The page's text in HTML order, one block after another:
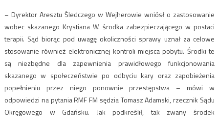
– Dyrektor Aresztu Śledczego w Wejherowie wniósł o zastosowanie
wobec skazanego Krystiana W. środka zabezpieczającego w postaci
terapii. Sąd biorąc pod uwagę okoliczności sprawy uznał za celowe
stosowanie również elektronicznej kontroli miejsca pobytu. Środki te
są niezbędne dla zapewnienia prawidłowego funkcjonowania
skazanego w społeczeństwie po odbyciu kary oraz zapobieżenia
popełnieniu przez niego ponownie przestępstwa – mówi w
odpowiedzi na pytania RMF FM sędzia Tomasz Adamski, rzecznik Sądu
Okręgowego w Gdańsku. Jak podkreślił, tak zwany środek